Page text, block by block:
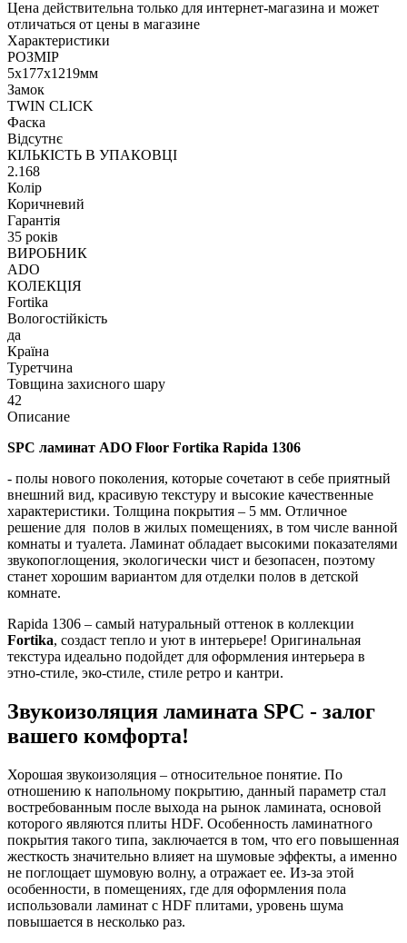
Цена действительна только для интернет-магазина и может
отличаться от цены в магазине
Характеристики
РОЗМІР
5х177х1219мм
Замок
TWIN CLICK
Фаска
Відсутнє
КІЛЬКІСТЬ В УПАКОВЦІ
2.168
Колір
Коричневий
Гарантія
35 років
ВИРОБНИК
ADO
КОЛЕКЦІЯ
Fortika
Вологостійкість
да
Країна
Туретчина
Товщина захисного шару
42
Описание
SPC ламинат ADO Floor Fortika Rapida 1306
- полы нового поколения, которые сочетают в себе приятный
внешний вид, красивую текстуру и высокие качественные
характеристики. Толщина покрытия – 5 мм. Отличное
решение для полов в жилых помещениях, в том числе ванной
комнаты и туалета. Ламинат обладает высокими показателями
звукопоглощения, экологически чист и безопасен, поэтому
станет хорошим вариантом для отделки полов в детской
комнате.
Rapida 1306 – самый натуральный оттенок в коллекции
Fortika, создаст тепло и уют в интерьере! Оригинальная
текстура идеально подойдет для оформления интерьера в
этно-стиле, эко-стиле, стиле ретро и кантри.
Звукоизоляция ламината SPC - залог
вашего комфорта!
Хорошая звукоизоляция – относительное понятие. По
отношению к напольному покрытию, данный параметр стал
востребованным после выхода на рынок ламината, основой
которого являются плиты HDF. Особенность ламинатного
покрытия такого типа, заключается в том, что его повышенная
жесткость значительно влияет на шумовые эффекты, а именно
не поглощает шумовую волну, а отражает ее. Из-за этой
особенности, в помещениях, где для оформления пола
использовали ламинат с HDF плитами, уровень шума
повышается в несколько раз.